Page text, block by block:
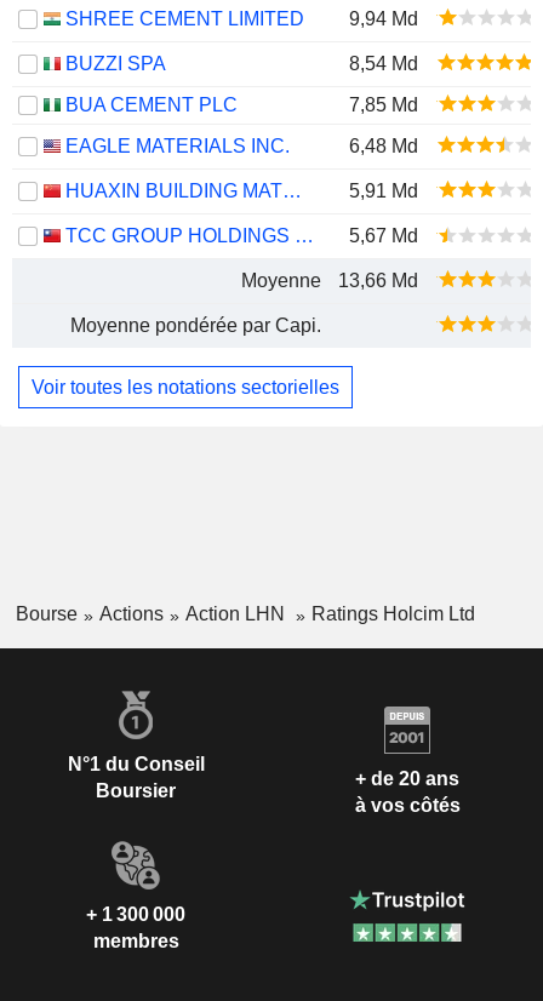
SHREE CEMENT LIMITED
9,94 Md
BUZZI SPA
8,54 Md
BUA CEMENT PLC
7,85 Md
EAGLE MATERIALS INC.
6,48 Md
HUAXIN BUILDING MATERIALS GROUP CO., LTD. 5,91 Md
TCC GROUP HOLDINGS CO., LTD. 5,67 Md
Moyenne 13,66 Md
Moyenne pondérée par Capi.
Voir toutes les notations sectorielles
Bourse Actions Action LHN Ratings Holcim Ltd
N°1 du Conseil
Boursier
+ de 20 ans
à vos côtés
+ 1 300 000
membres